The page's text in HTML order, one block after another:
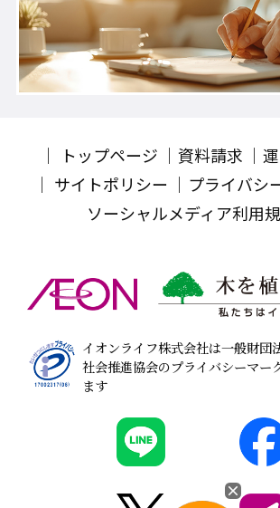
トップページ 資料請求
サイトポリシー
プライバシ
ソーシャルメディア利用
イオンライフ株式会社は一般財団
社会推進協会のプライバシーマー
ます